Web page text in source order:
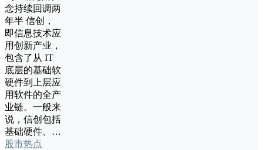
念持续回调两
年半 信创，
即信息技术应
用创新产业，
包含了从 IT
底层的基础软
硬件到上层应
用软件的全产
业链。一般来
说，信创包括
基础硬件、…
股市热点